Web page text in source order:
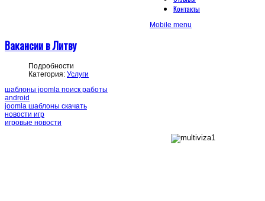
Контакты
Mobile menu
Вакансии в Литву
Подробности
Категория: Услуги
шаблоны joomla поиск работы
android
joomla шаблоны скачать
новости игр
игровые новости